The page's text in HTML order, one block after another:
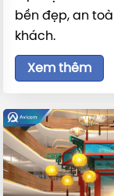
bền đẹp, an
khách.
Xem thêm